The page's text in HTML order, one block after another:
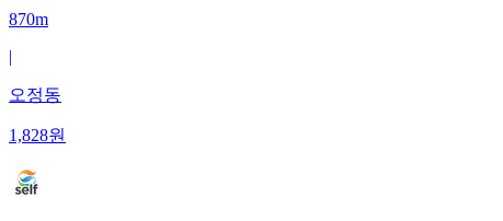
870m
|
오정동
1,828원